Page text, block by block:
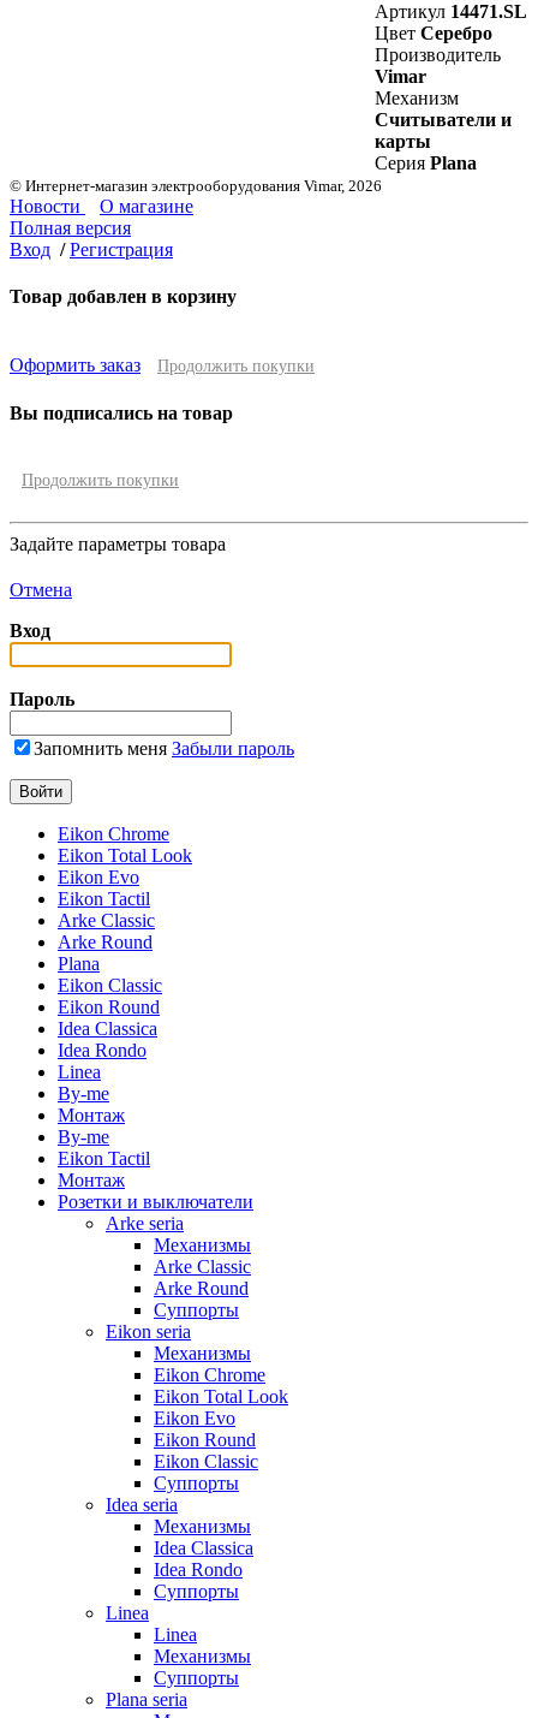
Артикул 14471.SL
Цвет Серебро
Производитель
Vimar
Механизм
Считыватели и
карты
Серия Plana
© Интернет-магазин электрооборудования Vimar, 2026
Новости
О магазине
Полная версия
Вход / Регистрация
Товар добавлен в корзину
Оформить заказ Продолжить покупки
Вы подписались на товар
Продолжить покупки
Задайте параметры товара
Отмена
Вход
Пароль
Запомнить меня Забыли пароль
Eikon Chrome
Eikon Total Look
Eikon Evo
Eikon Tactil
Arke Classic
Arke Round
Plana
Eikon Classic
Eikon Round
Idea Classica
Idea Rondo
Linea
By-me
Монтаж
By-me
Eikon Tactil
Монтаж
Розетки и выключатели
Arke seria
Механизмы
Arke Classic
Arke Round
Суппорты
Eikon seria
Механизмы
Eikon Chrome
Eikon Total Look
Eikon Evo
Eikon Round
Eikon Classic
Суппорты
Idea seria
Механизмы
Idea Classica
Idea Rondo
Суппорты
Linea
Linea
Механизмы
Суппорты
Plana seria